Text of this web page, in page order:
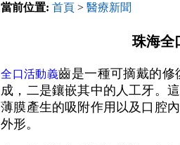
當前位置: 首頁 >醫療新聞
珠海全
全口活動義齒是一種可摘戴的修
成，二是鑲嵌其中的人工牙。
薄膜產生的吸附作用以及口腔
外形。